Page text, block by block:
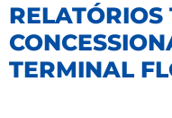
TERMINAL